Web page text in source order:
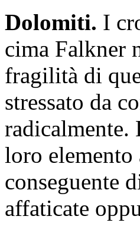
Dolomiti. I
cima Falkner
fragilità di
stressato da
loro
conseguente
affaticate